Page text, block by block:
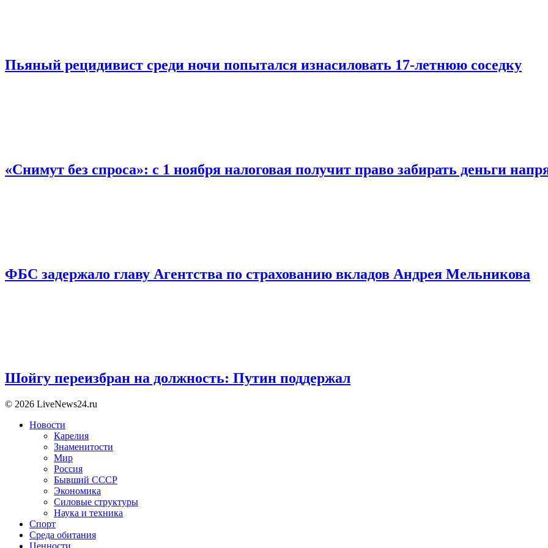
Пьяный рецидивист среди ночи попытался изнасиловать 17-летнюю соседку
«Снимут без спроса»: с 1 ноября налоговая получит право забирать деньги
ФБС задержало главу Агентства по страхованию вкладов Андрея Мельникова
Шойгу переизбран на должность: Путин поддержал
© 2026 LiveNews24.ru
Новости
Карелия
Знаменитости
Мир
Россия
Бывший СССР
Экономика
Силовые структуры
Наука и техника
Спорт
Среда обитания